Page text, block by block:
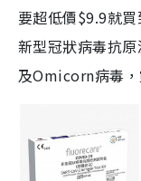
要超低價$9.9就
新型冠狀病毒抗
及Omicorn病毒